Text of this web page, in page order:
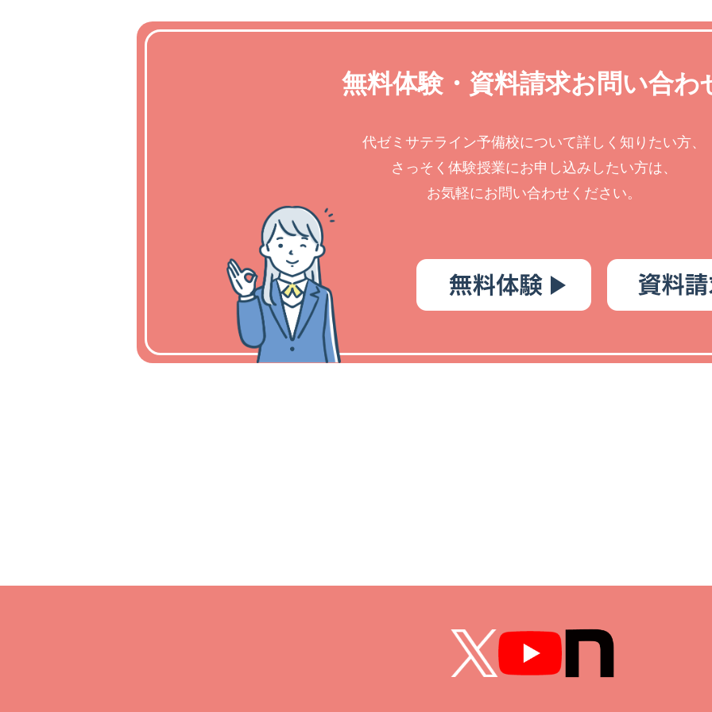
無料体験・資料請求お問い合わ
代ゼミサテライン予備校について詳しく知りたい方、
さっそく体験授業にお申し込みしたい方は、
お気軽にお問い合わせください。